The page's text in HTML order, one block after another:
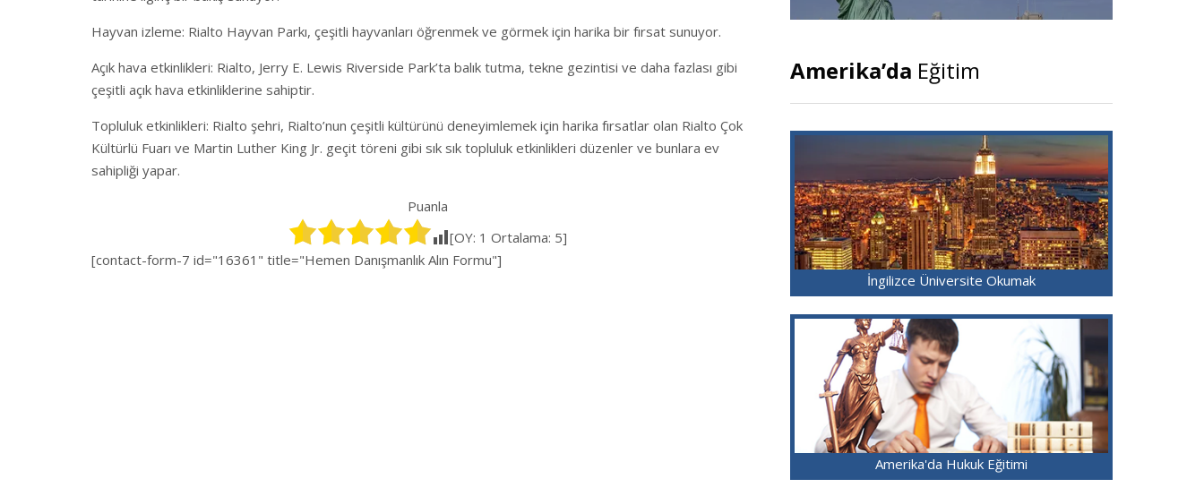
Hayvan izleme: Rialto Hayvan Parkı, çeşitli hayvanları öğrenmek ve görmek için harika bir fırsat sunuyor.
Açık hava etkinlikleri: Rialto, Jerry E. Lewis Riverside Park’ta balık tutma, tekne gezintisi ve daha fazlası gibi
çeşitli açık hava etkinliklerine sahiptir.
Topluluk etkinlikleri: Rialto şehri, Rialto’nun çeşitli kültürünü deneyimlemek için harika fırsatlar olan Rialto Çok
Kültürlü Fuarı ve Martin Luther King Jr. geçit töreni gibi sık sık topluluk etkinlikleri düzenler ve bunlara ev
sahipliği yapar.
Puanla
[OY: 1 Ortalama: 5]
[contact-form-7 id="16361" title="Hemen Danışmanlık Alın Formu"]
Amerika’da Eğitim
İngilizce Üniversite Okumak
Amerika'da Hukuk Eğitimi